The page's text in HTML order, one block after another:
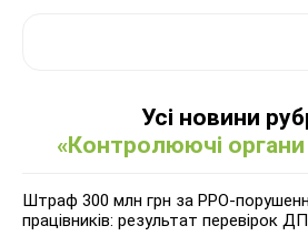
Усі новини
«Контролюючі органи
Штраф 300 млн грн за РРО-
працівників: результат перевірок